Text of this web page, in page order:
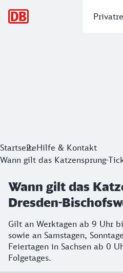
StartseiteHilfe & Kontakt
Wann gilt das Katzensprung-
Wann gilt das
Dresden-
Gilt an Werktagen ab 9 Uhr
sowie an Samstagen,
Feiertagen in Sachsen ab 0
Folgetages.